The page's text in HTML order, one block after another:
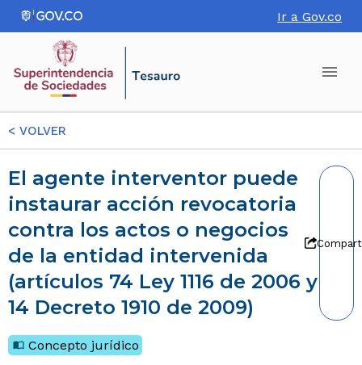
Ir a Gov.co
< VOLVER
El agente interventor puede
instaurar acción revocatoria
contra los actos o negocios
de la entidad intervenida
(artículos 74 Ley 1116 de 2006 y
14 Decreto 1910 de 2009)
Concepto jurídico